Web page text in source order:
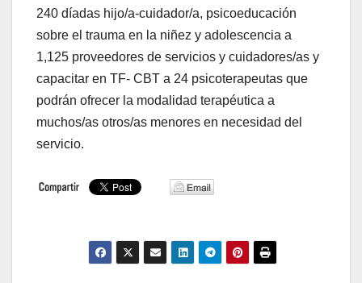
240 díadas hijo/a-cuidador/a, psicoeducación
sobre el trauma en la niñez y adolescencia a
1,125 proveedores de servicios y cuidadores/as y
capacitar en TF- CBT a 24 psicoterapeutas que
podrán ofrecer la modalidad terapéutica a
muchos/as otros/as menores en necesidad del
servicio.